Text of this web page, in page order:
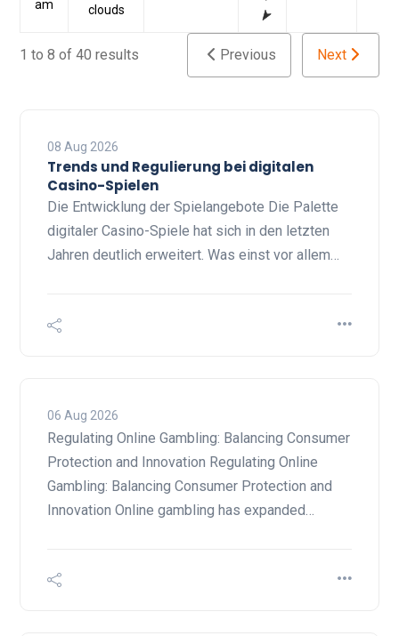
am clouds
1 to 8 of 40 results Previous Next
08 Aug 2026
Trends und Regulierung bei digitalen
Casino-Spielen
Die Entwicklung der Spielangebote Die Palette
digitaler Casino-Spiele hat sich in den letzten
Jahren deutlich erweitert. Was einst vor allem…
06 Aug 2026
Regulating Online Gambling: Balancing Consumer
Protection and Innovation Regulating Online
Gambling: Balancing Consumer Protection and
Innovation Online gambling has expanded…